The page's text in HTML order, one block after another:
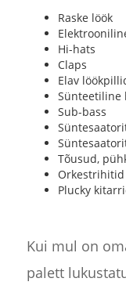
Raske löök
Hi-hats
Claps
Elav
Sünteetiline
Sub-bass
Tõusud,
Orkestrihitid
Plucky
Kui mul on
palett